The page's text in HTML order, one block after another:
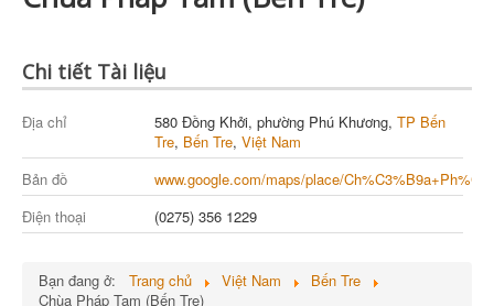
Chi tiết Tài liệu
Địa chỉ 580 Đồng Khởi, phường Phú Khương, TP Bến
Tre, Bến Tre, Việt Nam
Bản đồ
www.google.com/maps/place/
Điện thoại
(0275) 356 1229
Bạn đang ở: Trang chủ Việt Nam
Bến Tre
Chùa Pháp Tam (Bến Tre)